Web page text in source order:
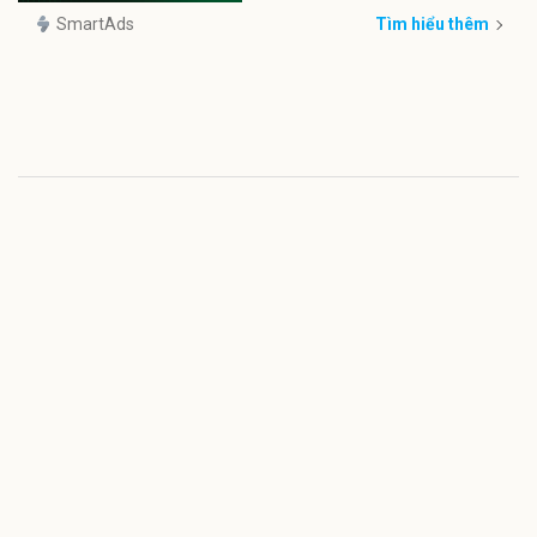
SmartAds Tìm hiểu thêm